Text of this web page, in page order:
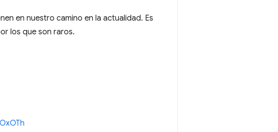
en nuestro camino en la actualidad. Es
los que son raros.